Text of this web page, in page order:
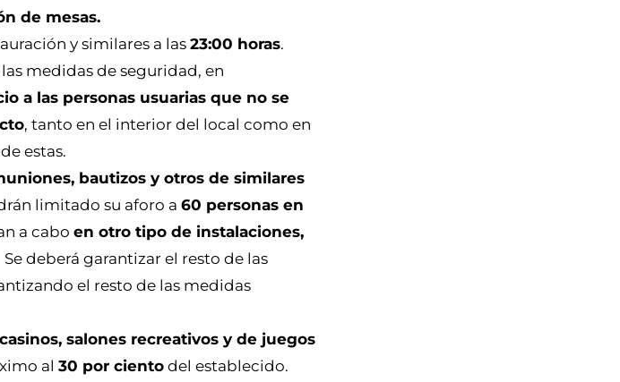
de mesas.
y similares a las 23:00 horas.
medidas de seguridad, en
a las personas usuarias que no se
, tanto en el interior del local como en
estas.
bautizos y otros de similares
limitado su aforo a 60 personas en
a cabo en otro tipo de instalaciones,
Se deberá garantizar el resto de las
el resto de las medidas
salones recreativos y de juegos
al 30 por ciento del establecido.